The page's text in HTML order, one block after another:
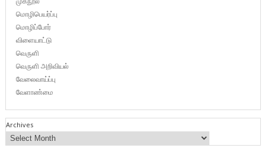
மொழிபெயர்ப்பு
மொழிப்போர்
விளையாட்டு
வெருளி
வெருளி அறிவியல்
வேலைவாய்ப்பு
வேளாண்மை
Archives